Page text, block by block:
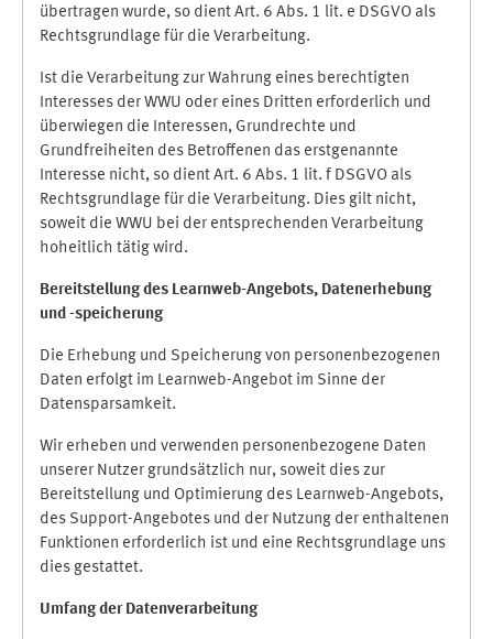
übertragen wurde, so dient Art. 6 Abs. 1 lit. e DSGVO als
Rechtsgrundlage für die Verarbeitung.
Ist die Verarbeitung zur Wahrung eines berechtigten
Interesses der WWU oder eines Dritten erforderlich und
überwiegen die Interessen, Grundrechte und
Grundfreiheiten des Betroffenen das erstgenannte
Interesse nicht, so dient Art. 6 Abs. 1 lit. f DSGVO als
Rechtsgrundlage für die Verarbeitung. Dies gilt nicht,
soweit die WWU bei der entsprechenden Verarbeitung
hoheitlich tätig wird.
Bereitstellung des Learnweb-Angebots, Datenerhebung
und -speicherung
Die Erhebung und Speicherung von personenbezogenen
Daten erfolgt im Learnweb-Angebot im Sinne der
Datensparsamkeit.
Wir erheben und verwenden personenbezogene Daten
unserer Nutzer grundsätzlich nur, soweit dies zur
Bereitstellung und Optimierung des Learnweb-Angebots,
des Support-Angebotes und der Nutzung der enthaltenen
Funktionen erforderlich ist und eine Rechtsgrundlage uns
dies gestattet.
Umfang der Datenverarbeitung